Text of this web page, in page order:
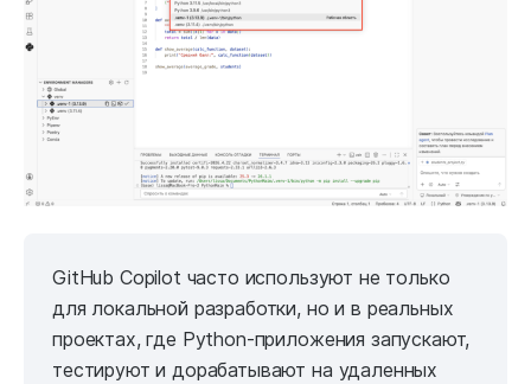
GitHub Copilot часто используют не только
для локальной разработки, но и в реальных
проектах, где Python-приложения запускают,
тестируют и дорабатывают на удаленных